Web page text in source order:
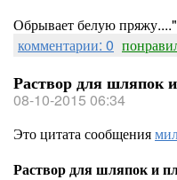
Обрывает белую пряжу...."
комментарии: 0
Раствор для шляпок
08-10-2015 06:34
Это цитата сообщения
Раствор для шляпок и